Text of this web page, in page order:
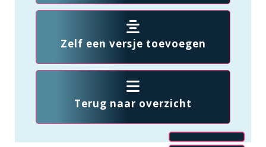
Zelf een versje toevoegen
Terug naar overzicht